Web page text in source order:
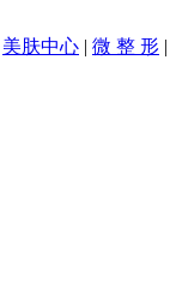
美肤中心 | 微 整 形